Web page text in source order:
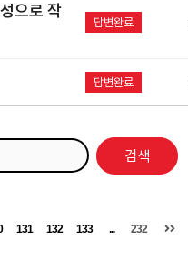
으로 작
답변완료
답변완료
검색
131 132 133 ... 232